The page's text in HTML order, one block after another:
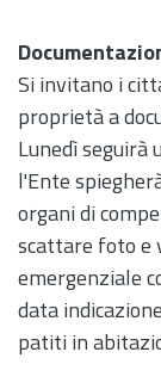
Si invitano i
proprietà a
Lunedì seguirà
l'Ente
organi di
scattare foto e
emergenziale
data
patiti in